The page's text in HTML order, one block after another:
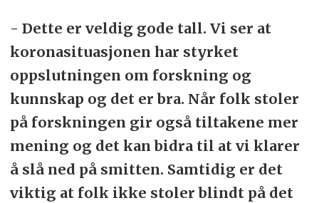
- Dette er veldig gode tall. Vi ser at
koronasituasjonen har styrket
oppslutningen om forskning og
kunnskap og det er bra. Når folk stoler
på forskningen gir også tiltakene mer
mening og det kan bidra til at vi klarer
å slå ned på smitten. Samtidig er det
viktig at folk ikke stoler blindt på det